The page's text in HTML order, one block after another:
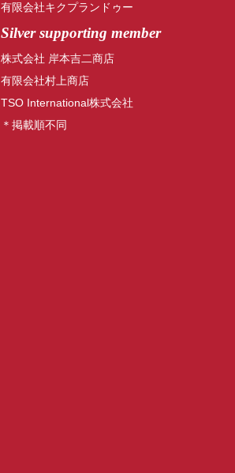
有限会社キクプランドゥー
Silver supporting member
株式会社 岸本吉二商店
有限会社村上商店
TSO International株式会社
＊掲載順不同